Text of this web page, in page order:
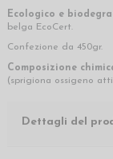
Ecologico e
belga EcoCert.
Confezione da 450gr.
Composizione
(sprigiona ossigeno
Dettagli del